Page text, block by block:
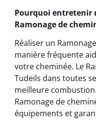
Pourquoi entretenir
Ramonage de
Réaliser un
manière fréquente
votre cheminée. Le
Tudeils dans toutes
meilleure
Ramonage de
équipements et